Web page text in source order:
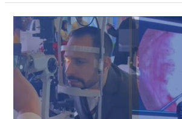
OCUFY
presente
el